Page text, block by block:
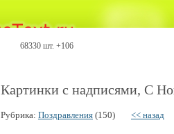
68330 шт. +106
Картинки с надписями, С
Рубрика: Поздравления (150) << назад